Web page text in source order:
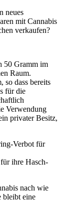
neues
mit Cannabis
verkaufen?
50 Gramm im
Raum.
so dass bereits
für die
Verwendung
privater Besitz,
Verbot für
ihre Hasch-
nach wie
bleibt eine